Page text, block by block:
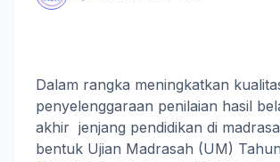
Dalam rangka meningkatkan
penyelenggaraan penilaian hasil
akhir jenjang pendidikan di
bentuk Ujian Madrasah (UM)